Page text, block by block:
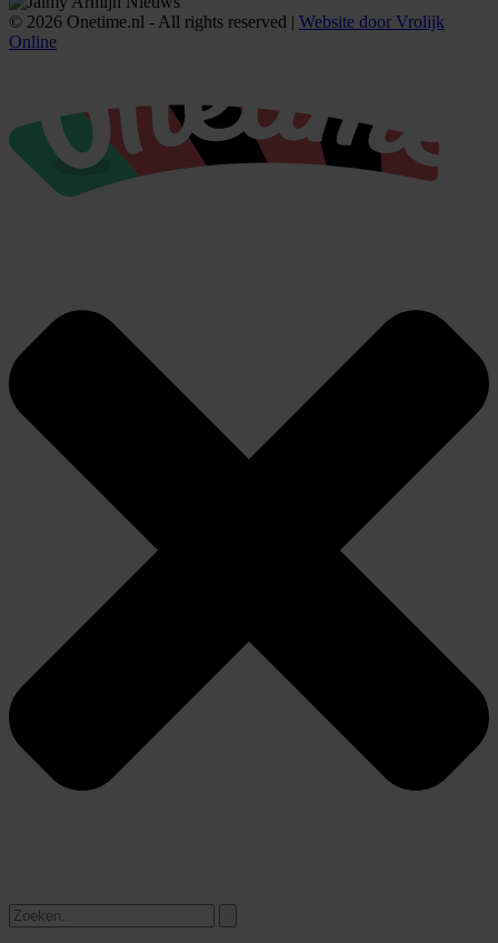
© 2026 Onetime.nl - All rights reserved | Website door Vrolijk
Online